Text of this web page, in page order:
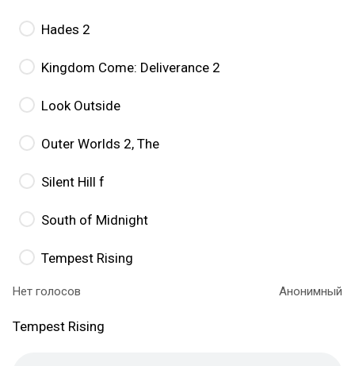
Hades 2
Kingdom Come: Deliverance 2
Look Outside
Outer Worlds 2, The
Silent Hill f
South of Midnight
Tempest Rising
Нет голосов Анонимный
Tempest Rising